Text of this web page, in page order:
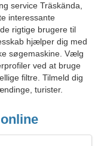
service Träskända,
interessante
rigtige brugere til
hjælper dig med
søgemaskine. Vælg
ved at bruge
filtre. Tilmeld dig
turister.